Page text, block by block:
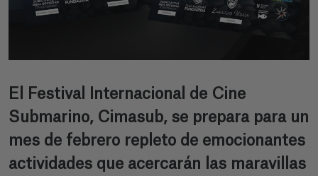
El Festival Internacional de Cine
Submarino, Cimasub, se prepara para un
mes de febrero repleto de emocionantes
actividades que acercarán las maravillas